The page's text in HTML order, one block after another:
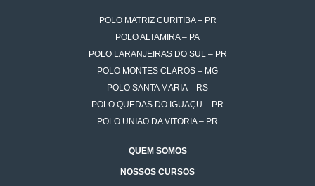
POLO MATRIZ CURITIBA – PR
POLO ALTAMIRA – PA
POLO LARANJEIRAS DO SUL – PR
POLO MONTES CLAROS – MG
POLO SANTA MARIA – RS
POLO QUEDAS DO IGUAÇU – PR
POLO UNIÃO DA VITÓRIA – PR
QUEM SOMOS
NOSSOS CURSOS